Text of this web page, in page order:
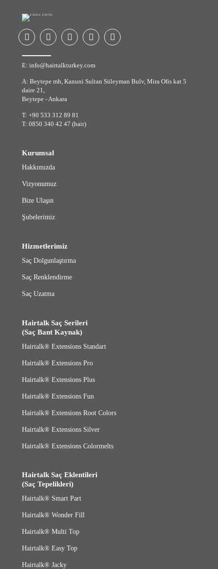
E: info@hairtalkturkey.com
A: Beytepe mh, Kanuni Sultan Süleyman Bulv, Mira Ofis kat 5
daire 21,
Beytepe - Ankara
T: +90 533 312 89 81
T: 0850 340 42 47 (hair)
Kurumsal
Hakkımızda
Vizyonumuz
Bize Ulaşın
Şubelerimiz
Hizmetlerimiz
Saç Dolgunlaştırma
Saç Renklendirme
Saç Uzatma
Hairtalk Saç Serileri
(Saç Bant Kaynak)
Hairtalk® Extensions Standart
Hairtalk® Extensions Pro
Hairtalk® Extensions Plus
Hairtalk® Extensions Fun
Hairtalk® Extensions Root Colors
Hairtalk® Extensions Silver
Hairtalk® Extensions Colormelts
Hairtalk Saç Eklentileri
(Saç Tepelikleri)
Hairtalk® Smart Part
Hairtalk® Wonder Fill
Hairtalk® Multi Top
Hairtalk® Easy Top
Hairtalk® Jacky